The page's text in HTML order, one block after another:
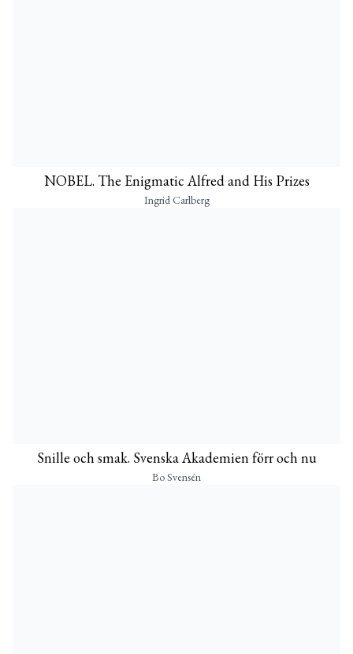
NOBEL. The Enigmatic Alfred and His Prizes
Ingrid Carlberg
Snille och smak. Svenska Akademien förr och nu
Bo Svensén